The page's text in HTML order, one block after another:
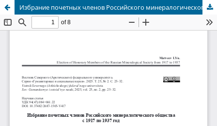
Избрание почетных членов Российского минералогического общества с 1917 по 1937 год